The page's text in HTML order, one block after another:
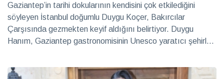
Gaziantep’in tarihi dokularının kendisini çok etkilediğini
söyleyen İstanbul doğumlu Duygu Koçer, Bakırcılar
Çarşısında gezmekten keyif aldığını belirtiyor. Duygu
Hanım, Gaziantep gastronomisinin Unesco yaratıcı şehirler